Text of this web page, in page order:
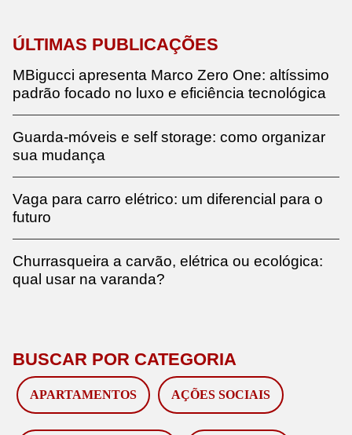
ÚLTIMAS PUBLICAÇÕES
MBigucci apresenta Marco Zero One: altíssimo
padrão focado no luxo e eficiência tecnológica
Guarda-móveis e self storage: como organizar
sua mudança
Vaga para carro elétrico: um diferencial para o
futuro
Churrasqueira a carvão, elétrica ou ecológica:
qual usar na varanda?
BUSCAR POR CATEGORIA
APARTAMENTOS AÇÕES SOCIAIS